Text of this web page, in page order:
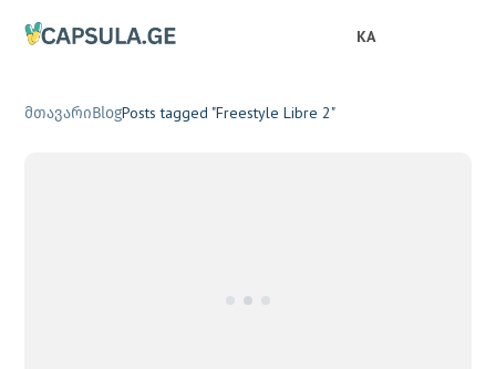
KA
მთავარიBlogPosts tagged "Freestyle Libre 2"